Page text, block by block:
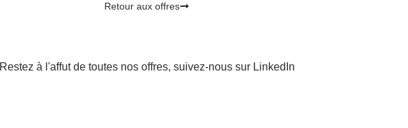
Retour aux offres
Restez à l'affut de toutes nos offres, suivez-nous sur LinkedIn